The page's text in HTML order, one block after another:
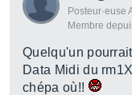
Posteur·euse
Membre
Quelqu'un
Data Midi du
chépa où!!